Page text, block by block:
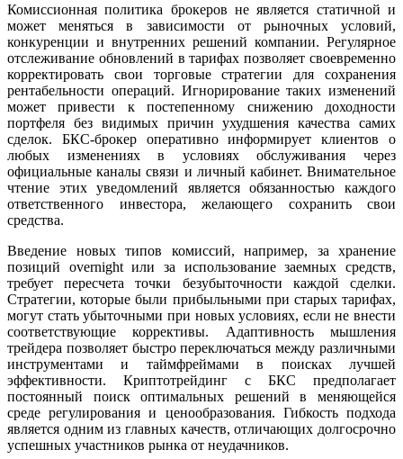
Комиссионная политика брокеров не является статичной и
может меняться в зависимости от рыночных условий,
конкуренции и внутренних решений компании. Регулярное
отслеживание обновлений в тарифах позволяет своевременно
корректировать свои торговые стратегии для сохранения
рентабельности операций. Игнорирование таких изменений
может привести к постепенному снижению доходности
портфеля без видимых причин ухудшения качества самих
сделок. БКС-брокер оперативно информирует клиентов о
любых изменениях в условиях обслуживания через
официальные каналы связи и личный кабинет. Внимательное
чтение этих уведомлений является обязанностью каждого
ответственного инвестора, желающего сохранить свои
средства.
Введение новых типов комиссий, например, за хранение
позиций overnight или за использование заемных средств,
требует пересчета точки безубыточности каждой сделки.
Стратегии, которые были прибыльными при старых тарифах,
могут стать убыточными при новых условиях, если не внести
соответствующие коррективы. Адаптивность мышления
трейдера позволяет быстро переключаться между различными
инструментами и таймфреймами в поисках лучшей
эффективности. Криптотрейдинг с БКС предполагает
постоянный поиск оптимальных решений в меняющейся
среде регулирования и ценообразования. Гибкость подхода
является одним из главных качеств, отличающих долгосрочно
успешных участников рынка от неудачников.